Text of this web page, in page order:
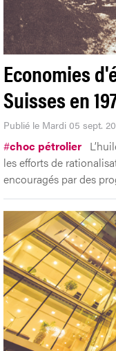
Economies
Suisses en
Publié le Mardi 05 sept.
#choc pétrolier
les efforts de
encouragés par des